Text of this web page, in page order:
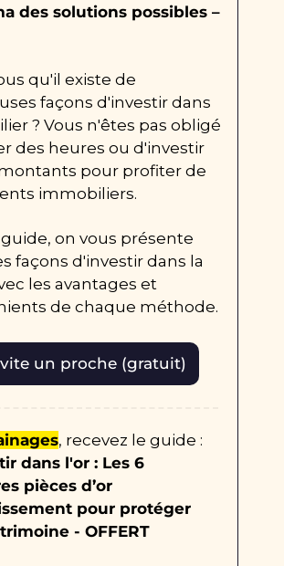
des solutions possibles –
qu'il existe de
façons d'investir dans
? Vous n'êtes pas obligé
des heures ou d'investir
pour profiter de
immobiliers.
on vous présente
façons d'investir dans la
les avantages et
de chaque méthode.
un proche (gratuit)
dans l'or : Les 6
pièces d’or
pour protéger
- OFFERT